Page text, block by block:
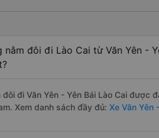
nằm đôi đi Lào Cai từ Văn Yên -
đôi đi Văn Yên - Yên Bái Lào Cai được
Xem danh sách đầy đủ: Xe Văn Yên